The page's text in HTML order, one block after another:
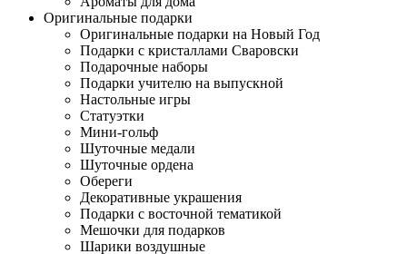
Оригинальные подарки
Оригинальные подарки на Новый Год
Подарки с кристаллами Сваровски
Подарочные наборы
Подарки учителю на выпускной
Настольные игры
Статуэтки
Мини-гольф
Шуточные медали
Шуточные ордена
Обереги
Декоративные украшения
Подарки с восточной тематикой
Мешочки для подарков
Шарики воздушные